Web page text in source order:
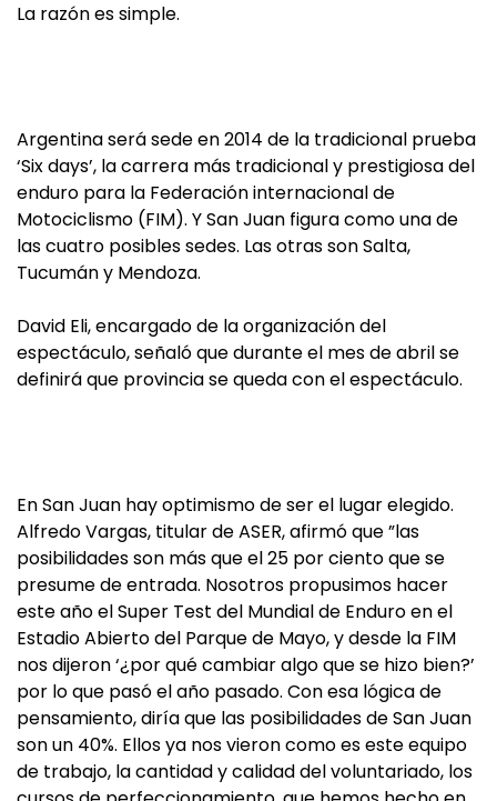
La razón es simple.
Argentina será sede en 2014 de la tradicional prueba
‘Six days’, la carrera más tradicional y prestigiosa del
enduro para la Federación internacional de
Motociclismo (FIM). Y San Juan figura como una de
las cuatro posibles sedes. Las otras son Salta,
Tucumán y Mendoza.
David Eli, encargado de la organización del
espectáculo, señaló que durante el mes de abril se
definirá que provincia se queda con el espectáculo.
En San Juan hay optimismo de ser el lugar elegido.
Alfredo Vargas, titular de ASER, afirmó que ”las
posibilidades son más que el 25 por ciento que se
presume de entrada. Nosotros propusimos hacer
este año el Super Test del Mundial de Enduro en el
Estadio Abierto del Parque de Mayo, y desde la FIM
nos dijeron ‘¿por qué cambiar algo que se hizo bien?’
por lo que pasó el año pasado. Con esa lógica de
pensamiento, diría que las posibilidades de San Juan
son un 40%. Ellos ya nos vieron como es este equipo
de trabajo, la cantidad y calidad del voluntariado, los